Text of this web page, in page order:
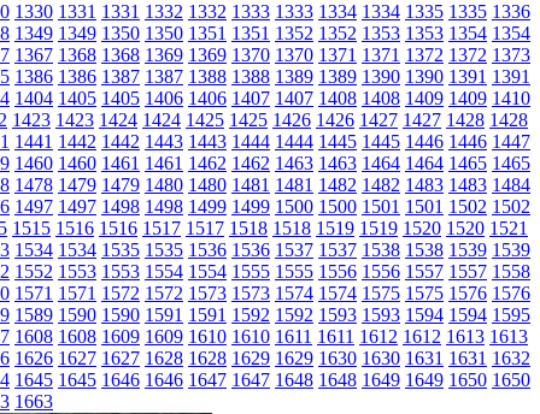
1330 1331 1331 1332 1332 1333 1333 1334 1334 1335 1335 1336
1349 1349 1350 1350 1351 1351 1352 1352 1353 1353 1354 1354
1367 1368 1368 1369 1369 1370 1370 1371 1371 1372 1372 1373
1386 1386 1387 1387 1388 1388 1389 1389 1390 1390 1391 1391
1404 1405 1405 1406 1406 1407 1407 1408 1408 1409 1409 1410
1423 1423 1424 1424 1425 1425 1426 1426 1427 1427 1428 1428
1441 1442 1442 1443 1443 1444 1444 1445 1445 1446 1446 1447
1460 1460 1461 1461 1462 1462 1463 1463 1464 1464 1465 1465
1478 1479 1479 1480 1480 1481 1481 1482 1482 1483 1483 1484
1497 1497 1498 1498 1499 1499 1500 1500 1501 1501 1502 1502
1515 1516 1516 1517 1517 1518 1518 1519 1519 1520 1520 1521
1534 1534 1535 1535 1536 1536 1537 1537 1538 1538 1539 1539
1552 1553 1553 1554 1554 1555 1555 1556 1556 1557 1557 1558
1571 1571 1572 1572 1573 1573 1574 1574 1575 1575 1576 1576
1589 1590 1590 1591 1591 1592 1592 1593 1593 1594 1594 1595
1608 1608 1609 1609 1610 1610 1611 1611 1612 1612 1613 1613
1626 1627 1627 1628 1628 1629 1629 1630 1630 1631 1631 1632
1645 1645 1646 1646 1647 1647 1648 1648 1649 1649 1650 1650
1663